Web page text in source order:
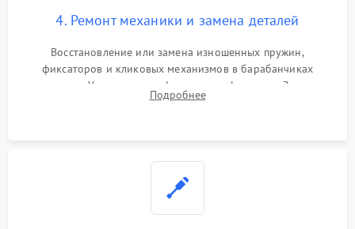
4. Ремонт механики и замена деталей
Восстановление или замена изношенных пружин,
фиксаторов и кликовых механизмов в барабанчиках
поправок. Устранение люфтов в трансфокаторе. Замена
поврежденных линз, разбитой сетки или восстановление
Подробнее